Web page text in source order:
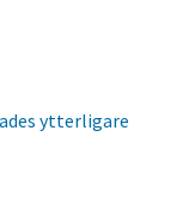
ytterligare